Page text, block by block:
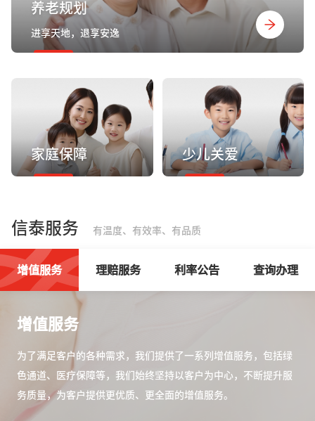
养老规划
进享天地，退享安逸
家庭保障 少儿关爱
信泰服务 有温度、有效率、有品质
增值服务
为了满足客户的各种需求，我们提供了一系列增值服务，包括绿
色通道、医疗保障等，我们始终坚持以客户为中心，不断提升服
务质量，为客户提供更优质、更全面的增值服务。
增值服务 理赔服务 利率公告 查询办理